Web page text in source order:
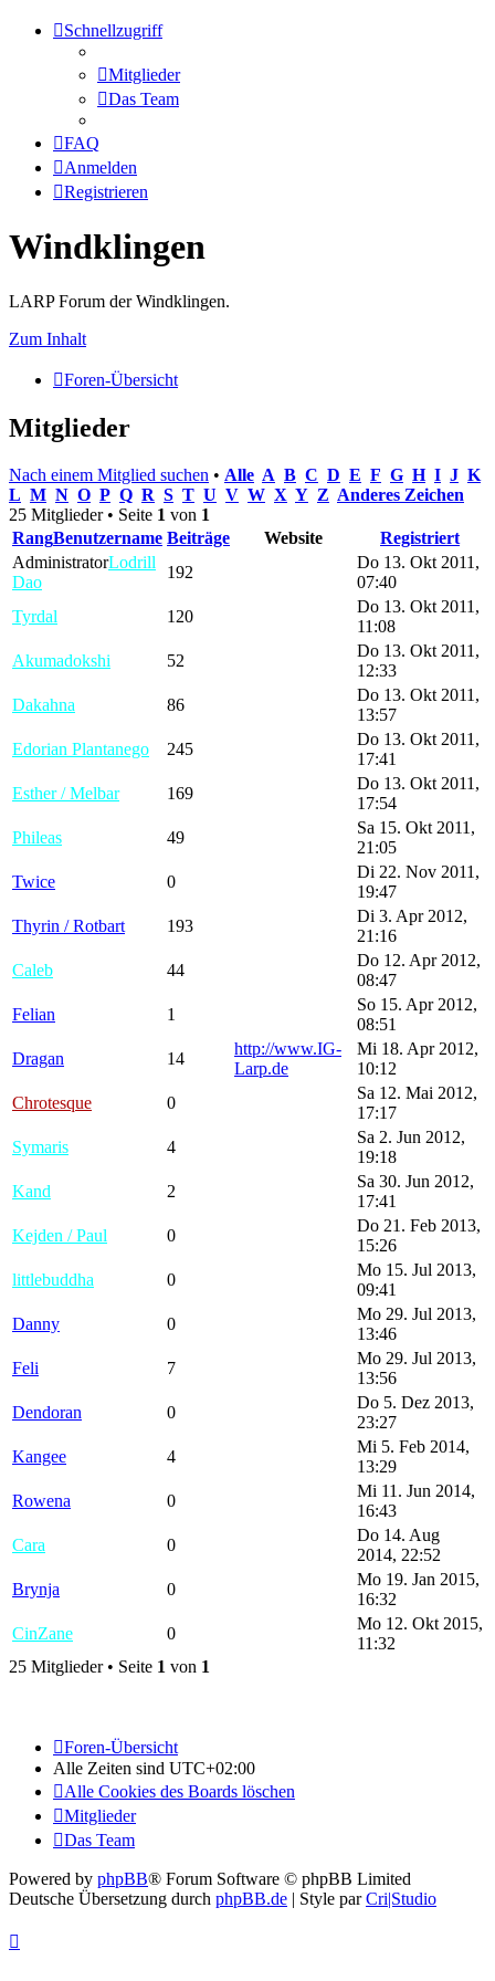
Schnellzugriff
Mitglieder
Das Team
FAQ
Anmelden
Registrieren
Windklingen
LARP Forum der Windklingen.
Zum Inhalt
Foren-Übersicht
Mitglieder
Nach einem Mitglied suchen • Alle A B C D E F G H I J K
L M N O P Q R S T U V W X Y Z Anderes Zeichen
25 Mitglieder • Seite 1 von 1
RangBenutzername Beiträge Website
Registriert
AdministratorLodrill
Dao
192
Do 13. Okt 2011,
07:40
Tyrdal
120
Do 13. Okt 2011,
11:08
Akumadokshi
52
Do 13. Okt 2011,
12:33
Dakahna
86
Do 13. Okt 2011,
13:57
Edorian Plantanego
245
Do 13. Okt 2011,
17:41
Esther / Melbar
169
Do 13. Okt 2011,
17:54
Phileas
49
Sa 15. Okt 2011,
21:05
Twice
0
Di 22. Nov 2011,
19:47
Thyrin / Rotbart
193
Di 3. Apr 2012,
21:16
Caleb
44
Do 12. Apr 2012,
08:47
Felian
1
So 15. Apr 2012,
08:51
Dragan
14
http://www.IG-
Larp.de
Mi 18. Apr 2012,
10:12
Chrotesque
0
Sa 12. Mai 2012,
17:17
Symaris
4
Sa 2. Jun 2012,
19:18
Kand
2
Sa 30. Jun 2012,
17:41
Kejden / Paul
0
Do 21. Feb 2013,
15:26
littlebuddha
0
Mo 15. Jul 2013,
09:41
Danny
0
Mo 29. Jul 2013,
13:46
Feli
7
Mo 29. Jul 2013,
13:56
Dendoran
0
Do 5. Dez 2013,
23:27
Kangee
4
Mi 5. Feb 2014,
13:29
Rowena
0
Mi 11. Jun 2014,
16:43
Cara
0
Do 14. Aug
2014, 22:52
Brynja
0
Mo 19. Jan 2015,
16:32
CinZane
0
Mo 12. Okt 2015,
11:32
25 Mitglieder • Seite 1 von 1
Foren-Übersicht
Alle Zeiten sind UTC+02:00
Alle Cookies des Boards löschen
Mitglieder
Das Team
Powered by phpBB® Forum Software © phpBB Limited
Deutsche Übersetzung durch phpBB.de | Style parCri|Studio